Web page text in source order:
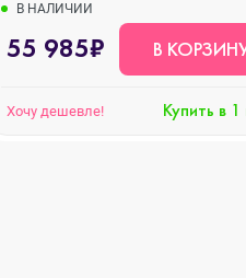
желтого/бежевого
В НАЛИЧИИ
55 985₽ В
Хочу дешевле! Купить в 1